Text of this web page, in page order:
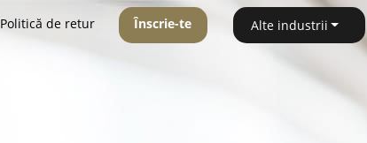
Politică de retur Înscrie-te Alte industrii